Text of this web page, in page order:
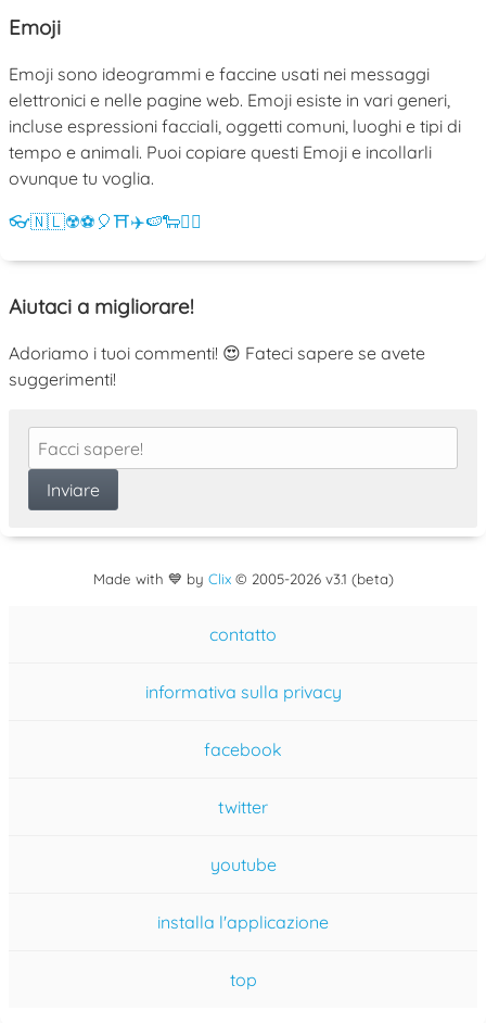
Emoji
Emoji sono ideogrammi e faccine usati nei messaggi
elettronici e nelle pagine web. Emoji esiste in vari generi,
incluse espressioni facciali, oggetti comuni, luoghi e tipi di
tempo e animali. Puoi copiare questi Emoji e incollarli
ovunque tu voglia.
👓🇳🇱☢️⚽ 🎈⛩️✈️🍉🐑💁‍♀️
Aiutaci a migliorare!
Adoriamo i tuoi commenti! 😍 Fateci sapere se avete
suggerimenti!
Made with 💙 by Clix© 2005-2026 v3.1 (beta)
contatto
informativa sulla privacy
facebook
twitter
youtube
installa l'applicazione
top